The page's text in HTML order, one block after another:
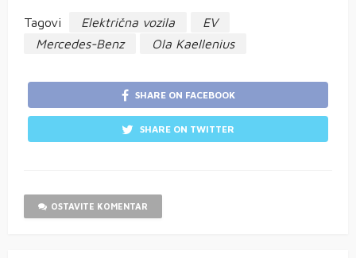
Tagovi Električna vozila
EV
Mercedes-Benz
Ola Kaellenius
SHARE ON FACEBOOK
SHARE ON TWITTER
OSTAVITE KOMENTAR